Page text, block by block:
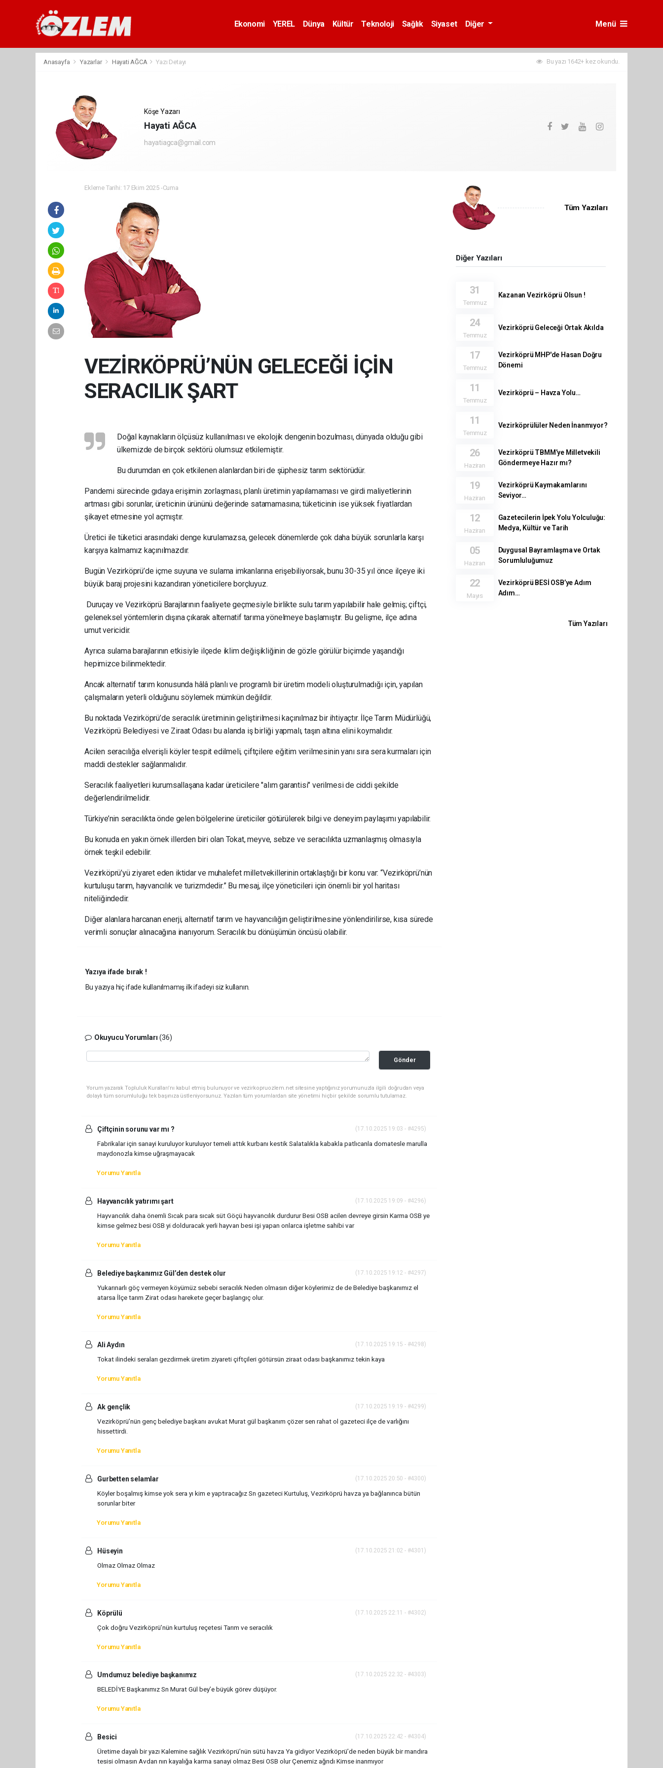
Ekonomi YEREL Dünya Kültür Teknoloji Sağlık Siyaset Diğer Menü
Anasayfa Yazarlar Hayati AĞCA Yazı Detayı Bu yazı 1642+ kez okundu.
Köşe Yazarı
Hayati AĞCA
hayatiagca@gmail.com
Ekleme Tarihi: 17 Ekim 2025 -Cuma
VEZİRKÖPRÜ’NÜN GELECEĞİ İÇİN
SERACILIK ŞART
Doğal kaynakların ölçüsüz kullanılması ve ekolojik dengenin bozulması, dünyada olduğu gibi
ülkemizde de birçok sektörü olumsuz etkilemiştir.
Bu durumdan en çok etkilenen alanlardan biri de şüphesiz tarım sektörüdür.
Pandemi sürecinde gıdaya erişimin zorlaşması, planlı üretimin yapılamaması ve girdi maliyetlerinin
artması gibi sorunlar, üreticinin ürününü değerinde satamamasına; tüketicinin ise yüksek fiyatlardan
şikayet etmesine yol açmıştır.
Üretici ile tüketici arasındaki denge kurulamazsa, gelecek dönemlerde çok daha büyük sorunlarla karşı
karşıya kalmamız kaçınılmazdır.
Bugün Vezirköprü’de içme suyuna ve sulama imkanlarına erişebiliyorsak, bunu 30-35 yıl önce ilçeye iki
büyük baraj projesini kazandıran yöneticilere borçluyuz.
Duruçay ve Vezirköprü Barajlarının faaliyete geçmesiyle birlikte sulu tarım yapılabilir hale gelmiş; çiftçi,
geleneksel yöntemlerin dışına çıkarak alternatif tarıma yönelmeye başlamıştır. Bu gelişme, ilçe adına
umut vericidir.
Ayrıca sulama barajlarının etkisiyle ilçede iklim değişikliğinin de gözle görülür biçimde yaşandığı
hepimizce bilinmektedir.
Ancak alternatif tarım konusunda hâlâ planlı ve programlı bir üretim modeli oluşturulmadığı için, yapılan
çalışmaların yeterli olduğunu söylemek mümkün değildir.
Bu noktada Vezirköprü’de seracılık üretiminin geliştirilmesi kaçınılmaz bir ihtiyaçtır. İlçe Tarım Müdürlüğü,
Vezirköprü Belediyesi ve Ziraat Odası bu alanda iş birliği yapmalı, taşın altına elini koymalıdır.
Acilen seracılığa elverişli köyler tespit edilmeli, çiftçilere eğitim verilmesinin yanı sıra sera kurmaları için
maddi destekler sağlanmalıdır.
Seracılık faaliyetleri kurumsallaşana kadar üreticilere "alım garantisi" verilmesi de ciddi şekilde
değerlendirilmelidir.
Türkiye’nin seracılıkta önde gelen bölgelerine üreticiler götürülerek bilgi ve deneyim paylaşımı yapılabilir.
Bu konuda en yakın örnek illerden biri olan Tokat, meyve, sebze ve seracılıkta uzmanlaşmış olmasıyla
örnek teşkil edebilir.
Vezirköprü’yü ziyaret eden iktidar ve muhalefet milletvekillerinin ortaklaştığı bir konu var: “Vezirköprü’nün
kurtuluşu tarım, hayvancılık ve turizmdedir.” Bu mesaj, ilçe yöneticileri için önemli bir yol haritası
niteliğindedir.
Diğer alanlara harcanan enerji, alternatif tarım ve hayvancılığın geliştirilmesine yönlendirilirse, kısa sürede
verimli sonuçlar alınacağına inanıyorum. Seracılık bu dönüşümün öncüsü olabilir.
Yazıya ifade bırak !
Bu yazıya hiç ifade kullanılmamış ilk ifadeyi siz kullanın.
Okuyucu Yorumları(36)
Gönder
Yorum yazarak Topluluk Kuralları’nı kabul etmiş bulunuyor ve vezirkopruozlem.net sitesine yaptığınız yorumunuzla ilgili doğrudan veya
dolaylı tüm sorumluluğu tek başınıza üstleniyorsunuz. Yazılan tüm yorumlardan site yönetimi hiçbir şekilde sorumlu tutulamaz.
Çiftçinin sorunu var mı ? (17.10.2025 19:03 - #4295)
Fabrikalar için sanayi kuruluyor kuruluyor temeli attık kurbanı kestik Salatalıkla kabakla patlıcanla domatesle marulla
maydonozla kimse uğraşmayacak
Yorumu Yanıtla
Hayvancılık yatırımı şart (17.10.2025 19:09 - #4296)
Hayvancılık daha önemli Sıcak para sıcak süt Göçü hayvancılık durdurur Besi OSB acilen devreye girsin Karma OSB ye
kimse gelmez besi OSB yi dolduracak yerli hayvan besi işi yapan onlarca işletme sahibi var
Yorumu Yanıtla
Belediye başkanımız Gül’den destek olur (17.10.2025 19:12 - #4297)
Yukarınarlı göç vermeyen köyümüz sebebi seracılık Neden olmasın diğer köylerimiz de de Belediye başkanımız el
atarsa İlçe tarım Zirat odası harekete geçer başlangıç olur.
Yorumu Yanıtla
Ali Aydın (17.10.2025 19:15 - #4298)
Tokat ilindeki seraları gezdirmek üretim ziyareti çiftçileri götürsün ziraat odası başkanımız tekin kaya
Yorumu Yanıtla
Ak gençlik (17.10.2025 19:19 - #4299)
Vezirköprü’nün genç belediye başkanı avukat Murat gül başkanım çözer sen rahat ol gazeteci ilçe de varlığını
hissettirdi.
Yorumu Yanıtla
Gurbetten selamlar (17.10.2025 20:50 - #4300)
Köyler boşalmış kimse yok sera yı kim e yaptıracağız Sn gazeteci Kurtuluş, Vezirköprü havza ya bağlanınca bütün
sorunlar biter
Yorumu Yanıtla
Hüseyin (17.10.2025 21:02 - #4301)
Olmaz Olmaz Olmaz
Yorumu Yanıtla
Köprülü (17.10.2025 22:11 - #4302)
Çok doğru Vezirköprü’nün kurtuluş reçetesi Tarım ve seracılık
Yorumu Yanıtla
Umdumuz belediye başkanımız (17.10.2025 22:32 - #4303)
BELEDİYE Başkanımız Sn Murat Gül bey’e büyük görev düşüyor.
Yorumu Yanıtla
Besici (17.10.2025 22:42 - #4304)
Üretime dayalı bir yazı Kalemine sağlık Vezirköprü’nün sütü havza Ya gidiyor Vezirköprü’de neden büyük bir mandıra
tesisi olmasın Avdan nın kayalığa karma sanayi olmaz Besi OSB olur Çenemiz ağrıdı Kimse inanmıyor
Tüm Yazıları
Diğer Yazıları
31
Temmuz
Kazanan Vezirköprü Olsun !
24
Temmuz
Vezirköprü Geleceği Ortak Akılda
17
Temmuz
Vezirköprü MHP'de Hasan Doğru
Dönemi
11
Temmuz
Vezirköprü – Havza Yolu…
11
Temmuz
Vezirköprülüler Neden İnanmıyor?
26
Haziran
Vezirköprü TBMM’ye Milletvekili
Göndermeye Hazır mı?
19
Haziran
Vezirköprü Kaymakamlarını
Seviyor…
12
Haziran
Gazetecilerin İpek Yolu Yolculuğu:
Medya, Kültür ve Tarih
05
Haziran
Duygusal Bayramlaşma ve Ortak
Sorumluluğumuz
22
Mayıs
Vezirköprü BESİ OSB’ye Adım
Adım…
Tüm Yazıları